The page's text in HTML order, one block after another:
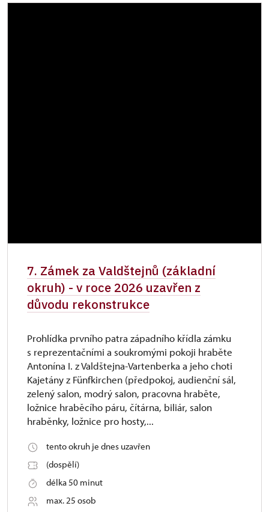
7. Zámek za Valdštejnů (základní
okruh) - v roce 2026 uzavřen z
důvodu rekonstrukce
Prohlídka prvního patra západního křídla zámku
s reprezentačními a soukromými pokoji hraběte
Antonína I. z Valdštejna-Vartenberka a jeho choti
Kajetány z Fünfkirchen (předpokoj, audienční sál,
zelený salon, modrý salon, pracovna hraběte,
ložnice hraběcího páru, čítárna, biliár, salon
hraběnky, ložnice pro hosty,...
tento okruh je dnes uzavřen
(dospělí)
délka 50 minut
max. 25 osob